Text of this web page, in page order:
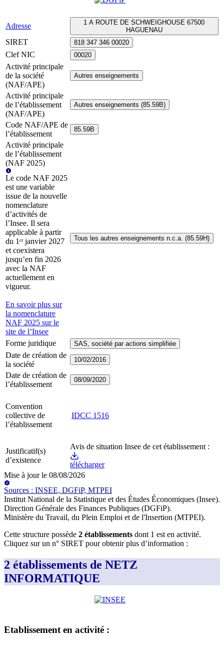
Adresse
1 A ROUTE DE SCHWEIGHOUSE 67500
HAGUENAU
SIRET 818 347 346 00020
Clef NIC 00020
Activité principale
de la société
(NAF/APE)
Autres enseignements
Activité principale
de l’établissement
(NAF/APE)
Autres enseignements (85.59B)
Code NAF/APE de
l’établissement
85.59B
Activité principale
de l’établissement
(NAF 2025)
Le code NAF 2025
est une variable
issue de la nouvelle
nomenclature
d’activités de
l’Insee. Il sera
applicable à partir
du 1ᵉʳ janvier 2027
et coexistera
jusqu’en fin 2026
avec la NAF
actuellement en
vigueur.
En savoir plus sur
la nomenclature
NAF 2025 sur le
site de l’Insee
Tous les autres enseignements n.c.a. (85.59H)
Forme juridique SAS, société par actions simplifiée
Date de création de
la société
10/02/2016
Date de création de
l’établissement
08/09/2020
Convention
collective de
l’établissement
IDCC 1516
Justificatif(s)
d’existence
Avis de situation Insee de cet établissement :
télécharger
Mise à jour le 08/08/2026
Sources : INSEE, DGFiP, MTPEI
Institut National de la Statistique et des Études Économiques (Insee).
Direction Générale des Finances Publiques (DGFiP).
Ministère du Travail, du Plein Emploi et de l'Insertion (MTPEI).
Cette structure possède 2 établissements dont 1 est en activité.
Cliquez sur un n° SIRET pour obtenir plus d’information :
2 établissements de NETZ
INFORMATIQUE
Etablissement en activité :